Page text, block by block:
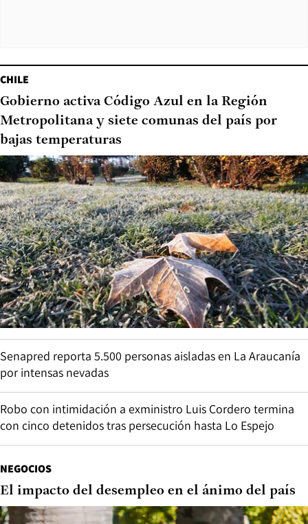
CHILE
Gobierno activa Código Azul en la Región
Metropolitana y siete comunas del país por
bajas temperaturas
Senapred reporta 5.500 personas aisladas en La Araucanía
por intensas nevadas
Robo con intimidación a exministro Luis Cordero termina
con cinco detenidos tras persecución hasta Lo Espejo
NEGOCIOS
El impacto del desempleo en el ánimo del país